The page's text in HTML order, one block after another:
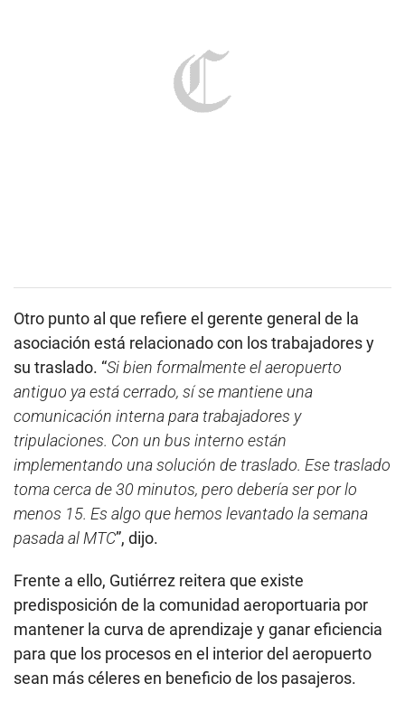
comunicación interna para trabajadores y
tripulaciones. Con un bus interno están
implementando una solución de traslado. Ese traslado
toma cerca de 30 minutos, pero debería ser por lo
menos 15. Es algo que hemos levantado la semana
pasada al MTC ”, dijo.
Frente a ello, Gutiérrez reitera que existe
predisposición de la comunidad aeroportuaria por
mantener la curva de aprendizaje y ganar eficiencia
para que los procesos en el interior del aeropuerto
sean más céleres en beneficio de los pasajeros.
TE PUEDE INTERESAR
Nuevo aeropuerto Jorge Chávez: Así fue nuestra
experiencia en el nuevo terminal para un vuelo
internacional